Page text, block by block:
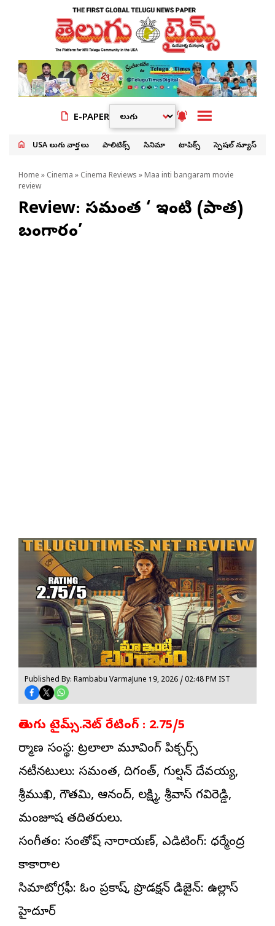
E-PAPER
USA తెలుగు వార్తలు పాలిటిక్స్ సినిమా టాపిక్స్ స్పెషల్ న్యూస్
Home » Cinema » Cinema Reviews » Maa inti bangaram movie
review
Review: సమంత ‘మా ఇంటి (పాత)
బంగారం’
Published By: Rambabu VarmaJune 19, 2026 / 02:48 PM IST
తెలుగు టైమ్స్.నెట్ రేటింగ్ : 2.75/5
నిర్మాణ సంస్థ: ట్రలాలా మూవింగ్ పిక్చర్స్
నటీనటులు: సమంత, దిగంత్, గుల్షన్ దేవయ్య,
శ్రీముఖి, గౌతమి, ఆనంద్, లక్ష్మి, శ్రీనివాస్ గవిరెడ్డి,
మంజూష తదితరులు.
సంగీతం: సంతోష్ నారాయణ్, ఎడిటింగ్: ధర్మేంద్ర
కాకారాల
సినిమాటోగ్రఫీ: ఓం ప్రకాష్, ప్రొడక్షన్ డిజైన్: ఉల్లాస్
హైదూర్